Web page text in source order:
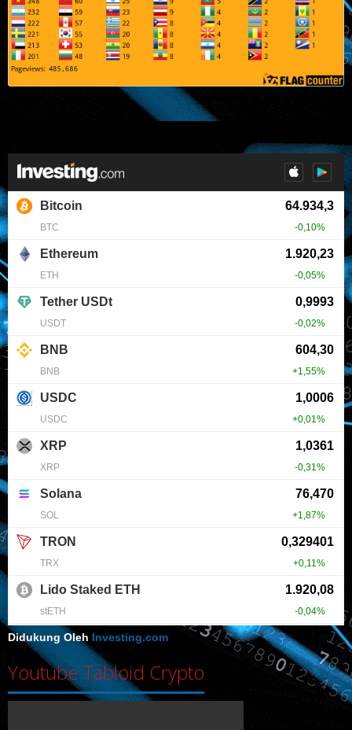
Didukung Oleh Investing.com
Youtube Tabloid Crypto